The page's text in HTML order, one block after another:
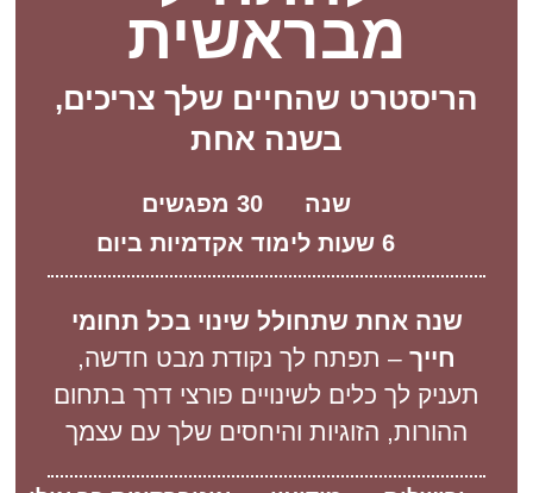
מבראשית
הריסטרט שהחיים שלך צריכים,
בשנה אחת
שנה
30 מפגשים
6 שעות לימוד אקדמיות ביום
שנה אחת שתחולל שינוי בכל תחומי
חייך – תפתח לך נקודת מבט חדשה,
תעניק לך כלים לשינויים פורצי דרך בתחום
ההורות, הזוגיות והיחסים שלך עם עצמך